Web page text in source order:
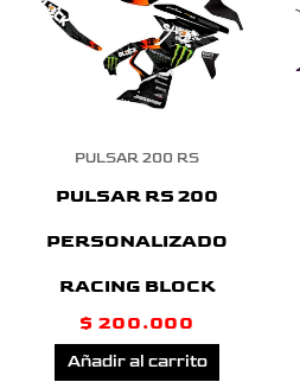
PULSAR 200 RS
PULSAR RS 200
PERSONALIZADO
RACING BLOCK
$ 200.000
Añadir al carrito